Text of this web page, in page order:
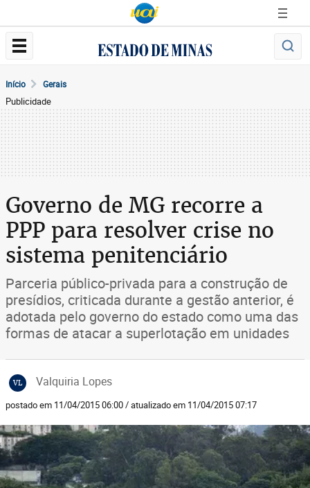
Início Gerais
Publicidade
Governo de MG recorre a
PPP para resolver crise no
sistema penitenciário
Parceria público-privada para a construção de
presídios, criticada durante a gestão anterior, é
adotada pelo governo do estado como uma das
formas de atacar a superlotação em unidades
VL Valquiria Lopes
postado em 11/04/2015 06:00 / atualizado em 11/04/2015 07:17